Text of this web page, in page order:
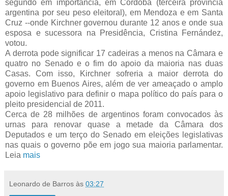
segundo em importância, em Córdoba (terceira província
argentina por seu peso eleitoral), em Mendoza e em Santa
Cruz --onde Kirchner governou durante 12 anos e onde sua
esposa e sucessora na Presidência, Cristina Fernández,
votou.
A derrota pode significar 17 cadeiras a menos na Câmara e
quatro no Senado e o fim do apoio da maioria nas duas
Casas. Com isso, Kirchner sofreria a maior derrota do
governo em Buenos Aires, além de ver ameaçado o amplo
apoio legislativo para definir o mapa político do país para o
pleito presidencial de 2011.
Cerca de 28 milhões de argentinos foram convocados às
urnas para renovar quase a metade da Câmara dos
Deputados e um terço do Senado em eleições legislativas
nas quais o governo põe em jogo sua maioria parlamentar.
Leia mais
Leonardo de Barros às 03:27